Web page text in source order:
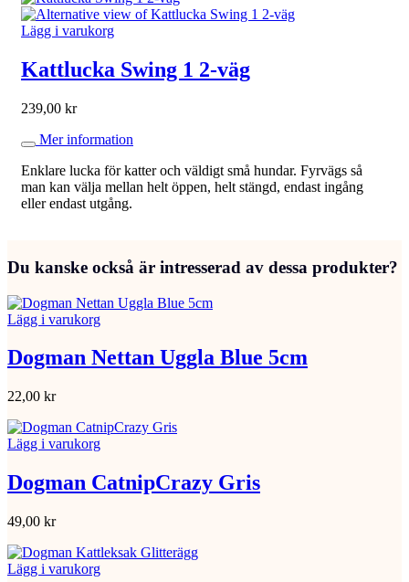
Lägg i varukorg
Kattlucka Swing 1 2-väg
239,00 kr
Mer information
Enklare lucka för katter och väldigt små hundar. Fyrvägs så
man kan välja mellan helt öppen, helt stängd, endast ingång
eller endast utgång.
Du kanske också är intresserad av dessa produkter?
Lägg i varukorg
Dogman Nettan Uggla Blue 5cm
22,00 kr
Lägg i varukorg
Dogman CatnipCrazy Gris
49,00 kr
Lägg i varukorg